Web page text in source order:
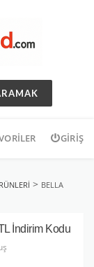
GIRIŞ
> BELLA
İndirim Kodu